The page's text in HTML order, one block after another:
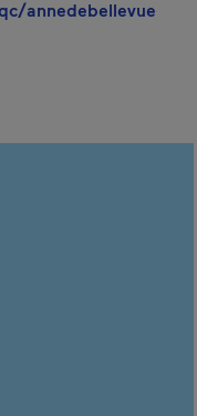
annedebellevue